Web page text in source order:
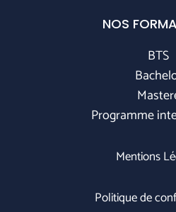
NOS
BTS
Programme
Mentions
Politique de